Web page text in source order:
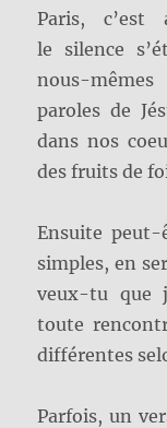
Paris, c’est
le silence
nous-
paroles de
dans nos
des fruits de
Ensuite peut-
simples, en
veux-tu que
toute
différentes
Parfois, un